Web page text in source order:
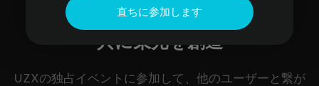
共に栄光を創造
UZXの独占イベントに参加して、他のユーザーと繋が
直ちに参加します